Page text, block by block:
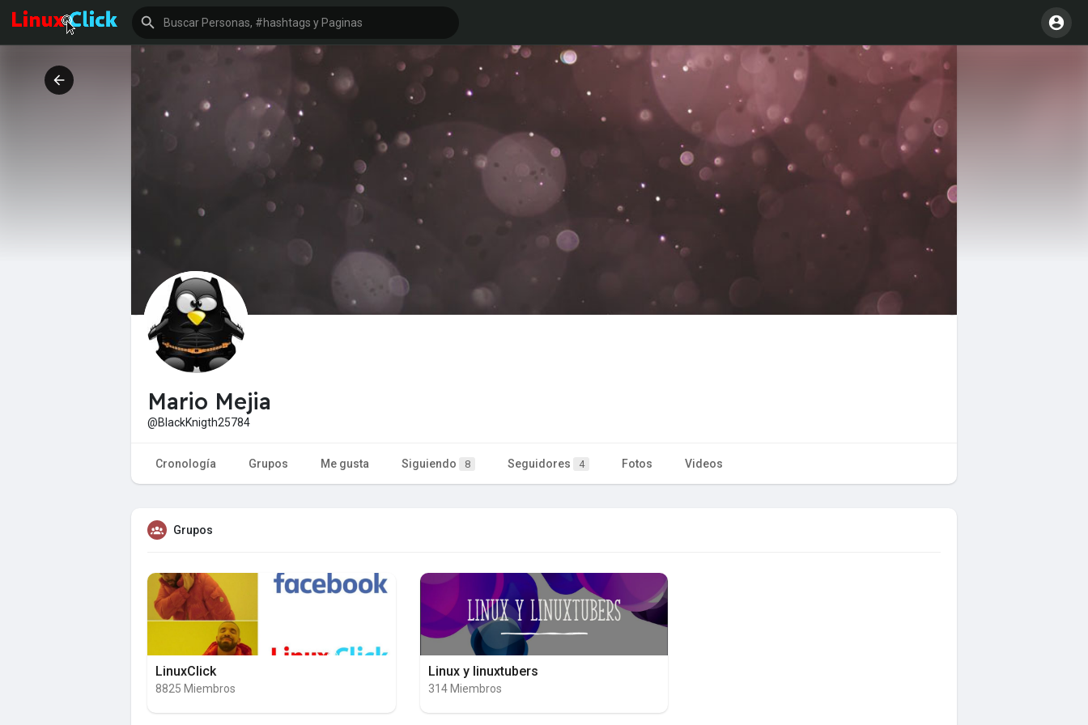
Mario Mejia
@BlackKnigth25784
Cronología Grupos Me gusta Siguiendo 8 Seguidores 4 Fotos Videos
Grupos
LinuxClick
8825 Miembros
Linux y linuxtubers
314 Miembros